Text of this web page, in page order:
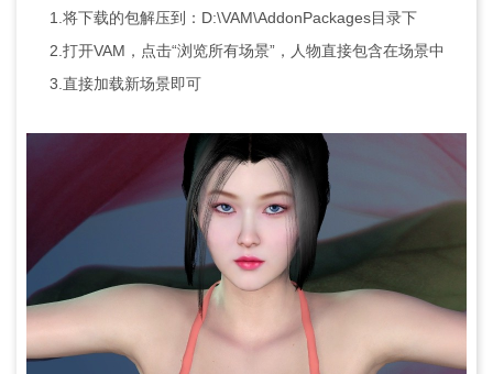
1.将下载的包解压到：D:\VAM\AddonPackages目录下
2.打开VAM，点击“浏览所有场景”，人物直接包含在场景中
3.直接加载新场景即可